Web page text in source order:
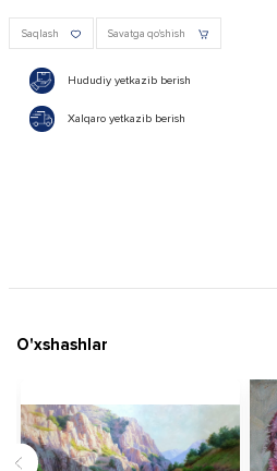
Saqlash Savatga qo'shish
Hududiy yetkazib berish
Xalqaro yetkazib berish
O'xshashlar